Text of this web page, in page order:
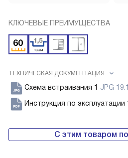
КЛЮЧЕВЫЕ ПРЕИМУЩЕСТВА
ТЕХНИЧЕСКАЯ ДОКУМЕНТАЦИЯ
Схема встраивания 1 JPG
Инструкция по эксплуатации
С этим товаром